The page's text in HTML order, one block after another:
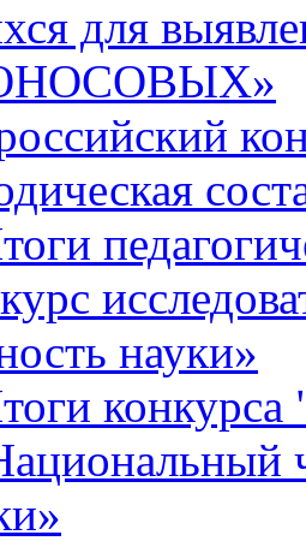
для
науки»